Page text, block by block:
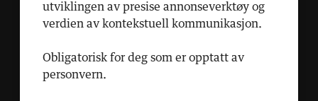
utviklingen av presise annonseverktøy og
verdien av kontekstuell kommunikasjon.
Obligatorisk for deg som er opptatt av
personvern.